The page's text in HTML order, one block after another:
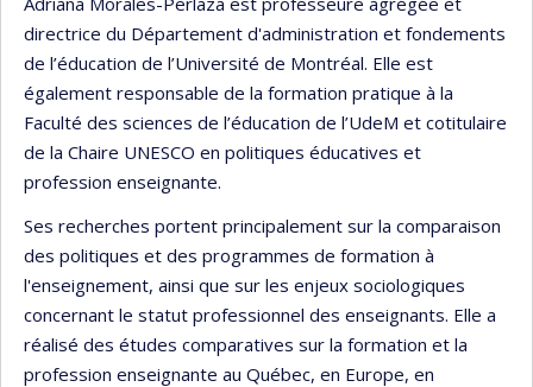
directrice du Département d'administration et fondements
de l’éducation de l’Université de Montréal. Elle est
également responsable de la formation pratique à la
Faculté des sciences de l’éducation de l’UdeM et cotitulaire
de la Chaire UNESCO en politiques éducatives et
profession enseignante.
Ses recherches portent principalement sur la comparaison
des politiques et des programmes de formation à
l'enseignement, ainsi que sur les enjeux sociologiques
concernant le statut professionnel des enseignants. Elle a
réalisé des études comparatives sur la formation et la
profession enseignante au Québec, en Europe, en